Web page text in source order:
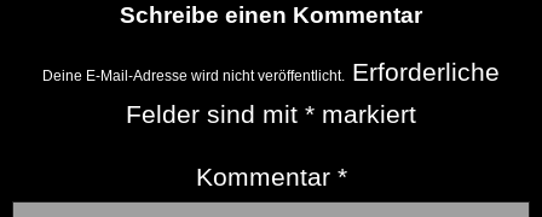
Schreibe einen Kommentar
Deine E-Mail-Adresse wird nicht veröffentlicht.
Erforderliche
Felder sind mit * markiert
Kommentar *